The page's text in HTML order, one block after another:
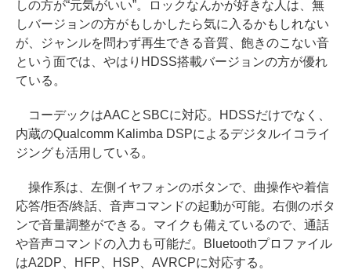
しの方が“元気がいい”。ロックなんかが好きな人は、無
しバージョンの方がもしかしたら気に入るかもしれない
が、ジャンルを問わず再生できる音質、飽きのこない音
という面では、やはりHDSS搭載バージョンの方が優れ
ている。
コーデックはAACとSBCに対応。HDSSだけでなく、
内蔵のQualcomm Kalimba DSPによるデジタルイコライ
ジングも活用している。
操作系は、左側イヤフォンのボタンで、曲操作や着信
応答/拒否/終話、音声コマンドの起動が可能。右側のボタ
ンで音量調整ができる。マイクも備えているので、通話
や音声コマンドの入力も可能だ。Bluetoothプロファイル
はA2DP、HFP、HSP、AVRCPに対応する。